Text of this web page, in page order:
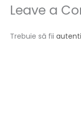
Leave a
Trebuie să fii